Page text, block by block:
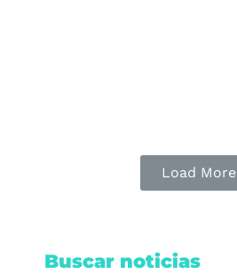
Load More
Buscar noticias